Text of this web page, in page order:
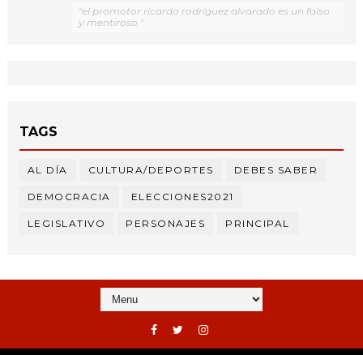
"el promotor ricardo rodríguez alvarado es un falso
y mentiroso "
TAGS
AL DÍA CULTURA/DEPORTES DEBES SABER
DEMOCRACIA ELECCIONES2021
LEGISLATIVO PERSONAJES PRINCIPAL